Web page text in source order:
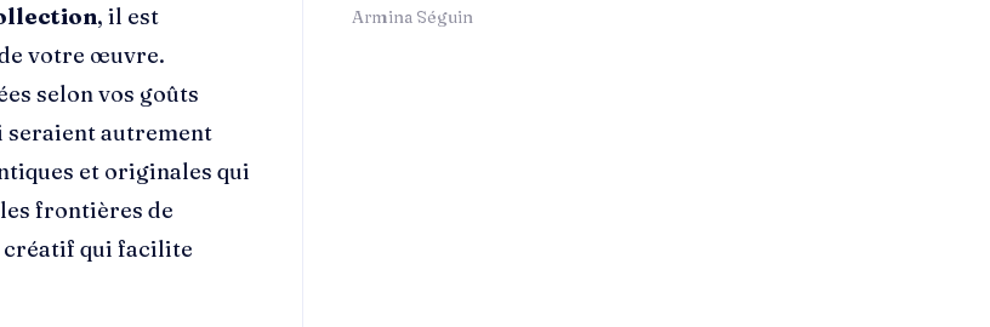
, il est
votre œuvre.
selon vos goûts
seraient autrement
et originales qui
frontières de
créatif qui facilite
Armina Séguin